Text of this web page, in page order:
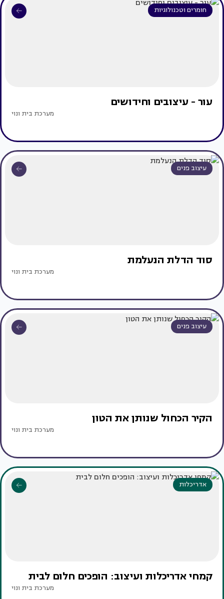
חומרים וטכנולוגיות
עור - עיצובים וחידושים
מערכת בית ונוי
עיצוב פנים
סוד הדלת הנעלמת
מערכת בית ונוי
עיצוב פנים
הקיר הכחול שנותן את הטון
מערכת בית ונוי
אדריכלות
קמחי אדריכלות ועיצוב: הופכים חלום לבית
מערכת בית ונוי